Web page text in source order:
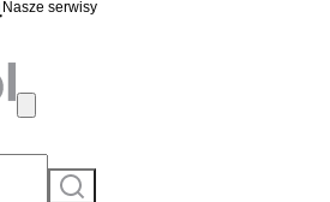
Nasze serwisy
Szukaj